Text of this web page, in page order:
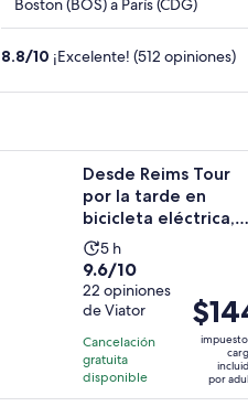
Boston (BOS) a París (CDG)
8.8/10 ¡Excelente! (512 opiniones)
Desde Reims Tour
por la tarde en
bicicleta eléctrica,
visita y degustación
...
La
actividad
dura
5
horas
5 h
9.6
de
10
con
22
opiniones
9.6/10
22 opiniones
de Viator
Cancelación
gratuita
disponible
El
precio
es
de
$144.
por
Reims Tour por la tarde